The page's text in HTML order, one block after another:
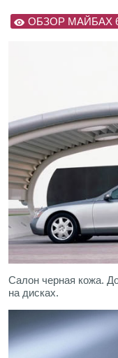
ОБЗОР МАЙБАХ
Салон черная кожа.
на дисках.